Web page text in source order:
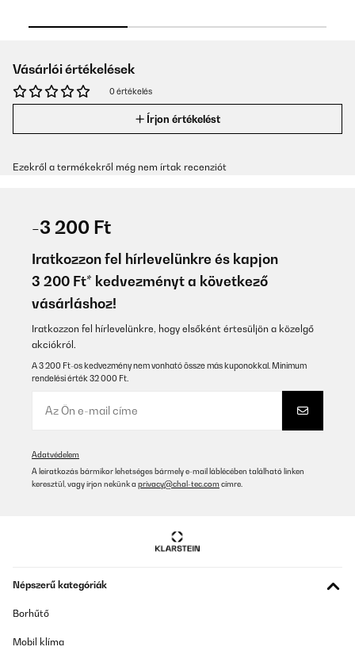
Vásárlói értékelések
0 értékelés
Írjon értékelést
Ezekről a termékekről még nem írtak recenziót
-3 200 Ft
Iratkozzon fel hírlevelünkre és kapjon
3 200 Ft* kedvezményt a következő
vásárláshoz!
Iratkozzon fel hírlevelünkre, hogy elsőként értesüljön a közelgő
akciókról.
A 3 200 Ft-os kedvezmény nem vonható össze más kuponokkal. Minimum
rendelési érték 32 000 Ft.
Adatvédelem
A leiratkozás bármikor lehetséges bármely e-mail láblécében található linken
keresztül, vagy írjon nekünk a privacy@chal-tec.com címre.
Népszerű kategóriák
Borhűtő
Mobil klíma